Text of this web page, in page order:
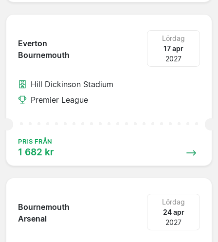
Everton
Bournemouth
Lördag
17 apr
2027
Hill Dickinson Stadium
Premier League
PRIS FRÅN
1 682 kr
Bournemouth
Arsenal
Lördag
24 apr
2027